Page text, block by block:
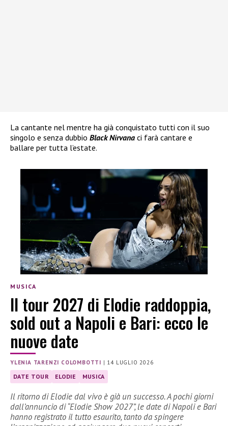
La cantante nel mentre ha già conquistato tutti con il suo
singolo e senza dubbio Black Nirvana ci farà cantare e
ballare per tutta l’estate.
MUSICA
Il tour 2027 di Elodie raddoppia,
sold out a Napoli e Bari: ecco le
nuove date
YLENIA TARENZI COLOMBOTTI | 14 LUGLIO 2026
DATE TOUR ELODIE MUSICA
Il ritorno di Elodie dal vivo è già un successo. A pochi giorni
dall’annuncio di “Elodie Show 2027”, le date di Napoli e Bari
hanno registrato il tutto esaurito, tanto da spingere